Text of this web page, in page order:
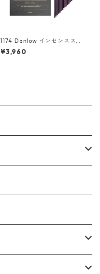
1174 Danlow インセンスステ
ィック-LUVIHAS(ルヴィハス)
-
¥3,960